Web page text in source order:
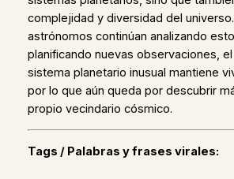
complejidad y diversidad del
astrónomos continúan analizando
planificando nuevas observaciones,
sistema planetario inusual mantiene
por lo que aún queda por descubrir
propio vecindario cósmico.
Tags / Palabras y frases virales: